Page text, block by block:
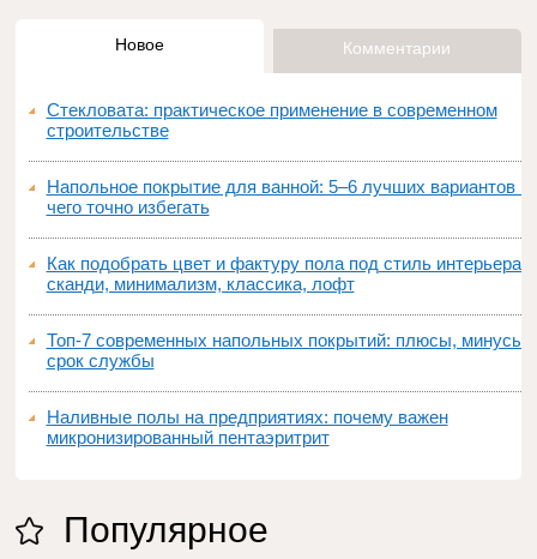
Новое Комментарии
Стекловата: практическое применение в современном
строительстве
Напольное покрытие для ванной: 5–6 лучших вариантов и
чего точно избегать
Как подобрать цвет и фактуру пола под стиль интерьера:
сканди, минимализм, классика, лофт
Топ‑7 современных напольных покрытий: плюсы, минусы,
срок службы
Наливные полы на предприятиях: почему важен
микронизированный пентаэритрит
Популярное